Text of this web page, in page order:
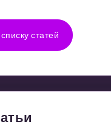
статей